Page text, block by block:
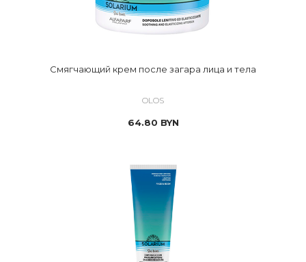
Смягчающий крем после загара лица и тела
OLOS
64.80 BYN